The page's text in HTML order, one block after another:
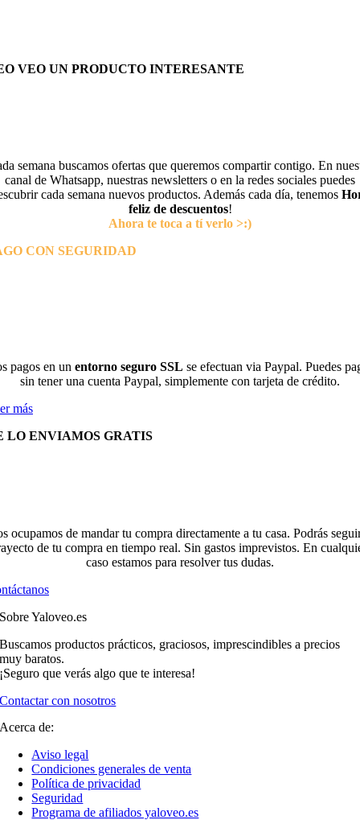
VEO UN PRODUCTO INTERESANTE
semana buscamos ofertas que queremos compartir contigo. En
canal de Whatsapp, nuestras newsletters o en la redes sociales puedes
cada semana nuevos productos. Además cada día, tenemos
feliz de descuentos!
Ahora te toca a tí verlo >:)
CON SEGURIDAD
pagos en un entorno seguro SSL se efectuan via Paypal. Puedes
sin tener una cuenta Paypal, simplemente con tarjeta de crédito.
más
LO ENVIAMOS GRATIS
ocupamos de mandar tu compra directamente a tu casa. Podrás
de tu compra en tiempo real. Sin gastos imprevistos. En
caso estamos para resolver tus dudas.
Sobre Yaloveo.es
Buscamos productos prácticos, graciosos, imprescindibles a precios
muy baratos.
¡Seguro que verás algo que te interesa!
Contactar con nosotros
Acerca de:
Aviso legal
Condiciones generales de venta
Política de privacidad
Seguridad
Programa de afiliados yaloveo.es